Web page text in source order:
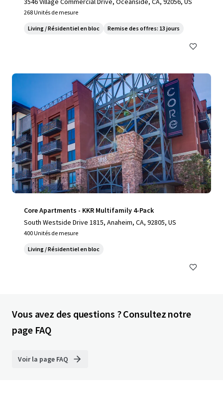
268 Unités de mesure
Living / Résidentiel en bloc Remise des offres: 13 jours
Core Apartments - KKR Multifamily 4-Pack
South Westside Drive 1815, Anaheim, CA, 92805, US
400 Unités de mesure
Living / Résidentiel en bloc
Vous avez des questions ? Consultez notre
page FAQ
Voir la page FAQ